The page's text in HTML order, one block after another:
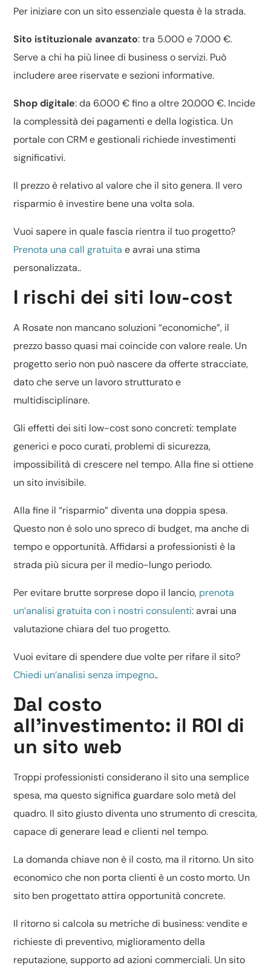
Per iniziare con un sito essenziale questa è la strada.
Sito istituzionale avanzato: tra 5.000 e 7.000 €.
Serve a chi ha più linee di business o servizi. Può
includere aree riservate e sezioni informative.
Shop digitale: da 6.000 € fino a oltre 20.000 €. Incide
la complessità dei pagamenti e della logistica. Un
portale con CRM e gestionali richiede investimenti
significativi.
Il prezzo è relativo al valore che il sito genera. Il vero
risparmio è investire bene una volta sola.
Vuoi sapere in quale fascia rientra il tuo progetto?
Prenota una call gratuita e avrai una stima
personalizzata..
I rischi dei siti low-cost
A Rosate non mancano soluzioni “economiche”, il
prezzo basso quasi mai coincide con valore reale. Un
progetto serio non può nascere da offerte stracciate,
dato che serve un lavoro strutturato e
multidisciplinare.
Gli effetti dei siti low-cost sono concreti: template
generici e poco curati, problemi di sicurezza,
impossibilità di crescere nel tempo. Alla fine si ottiene
un sito invisibile.
Alla fine il “risparmio” diventa una doppia spesa.
Questo non è solo uno spreco di budget, ma anche di
tempo e opportunità. Affidarsi a professionisti è la
strada più sicura per il medio-lungo periodo.
Per evitare brutte sorprese dopo il lancio, prenota
un’analisi gratuita con i nostri consulenti: avrai una
valutazione chiara del tuo progetto.
Vuoi evitare di spendere due volte per rifare il sito?
Chiedi un’analisi senza impegno..
Dal costo
all’investimento: il ROI di
un sito web
Troppi professionisti considerano il sito una semplice
spesa, ma questo significa guardare solo metà del
quadro. Il sito giusto diventa uno strumento di crescita,
capace di generare lead e clienti nel tempo.
La domanda chiave non è il costo, ma il ritorno. Un sito
economico che non porta clienti è un costo morto. Un
sito ben progettato attira opportunità concrete.
Il ritorno si calcola su metriche di business: vendite e
richieste di preventivo, miglioramento della
reputazione, supporto ad azioni commerciali. Un sito